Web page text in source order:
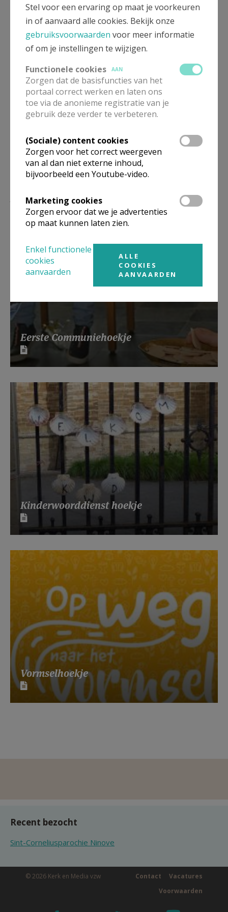
Meer
Artikel
Deel dit artikel
Lees meer
Eerste Communiehoekje
Kinderwoorddienst hoekje
Vormselhoekje
Recent bezocht
Sint-Corneliusparochie Ninove
© 2026 Kerk en Media vzw Vacatures
Contact
Voorwaarden
Stel voor een ervaring op maat je voorkeuren
in of aanvaard alle cookies. Bekijk onze
gebruiksvoorwaarden voor meer informatie
of om je instellingen te wijzigen.
Functionele cookies
AAN
Zorgen dat de basisfuncties van het
portaal correct werken en laten ons
toe via de anonieme registratie van je
gebruik deze verder te verbeteren.
(Sociale) content cookies
Zorgen voor het correct weergeven
van al dan niet externe inhoud,
bijvoorbeeld een Youtube-video.
Marketing cookies
Zorgen ervoor dat we je advertenties
op maat kunnen laten zien.
Enkel functionele
cookies
aanvaarden
ALLE
COOKIES
AANVAARDEN